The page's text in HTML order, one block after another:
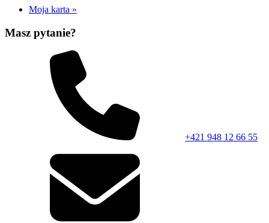
Moja karta »
Masz pytanie?
+421 948 12 66 55